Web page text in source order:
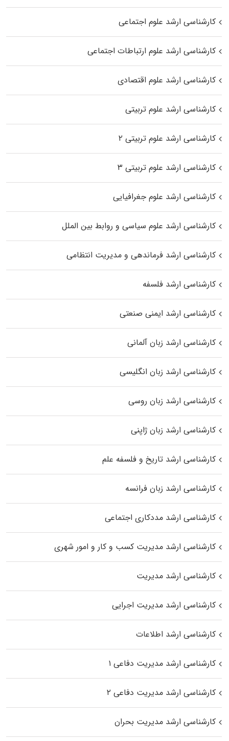
کارشناسی ارشد علوم اجتماعی
کارشناسی ارشد علوم ارتباطات اجتماعی
کارشناسی ارشد علوم اقتصادی
کارشناسی ارشد علوم تربیتی
کارشناسی ارشد علوم تربیتی ۲
کارشناسی ارشد علوم تربیتی ۳
کارشناسی ارشد علوم جغرافیایی
کارشناسی ارشد علوم سیاسی و روابط بین الملل
کارشناسی ارشد فرماندهی و مدیریت انتظامی
کارشناسی ارشد فلسفه
کارشناسی ارشد ایمنی صنعتی
کارشناسی ارشد زبان آلمانی
کارشناسی ارشد زبان انگلیسی
کارشناسی ارشد زبان روسی
کارشناسی ارشد زبان ژاپنی
کارشناسی ارشد تاریخ و فلسفه علم
کارشناسی ارشد زبان فرانسه
کارشناسی ارشد مددکاری اجتماعی
کارشناسی ارشد مدیریت کسب و کار و امور شهری
کارشناسی ارشد مدیریت
کارشناسی ارشد مدیریت اجرایی
کارشناسی ارشد اطلاعات
کارشناسی ارشد مدیریت دفاعی ۱
کارشناسی ارشد مدیریت دفاعی ۲
کارشناسی ارشد مدیریت بحران